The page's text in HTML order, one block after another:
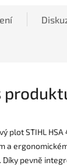
plot STIHL HSA
a
pevně